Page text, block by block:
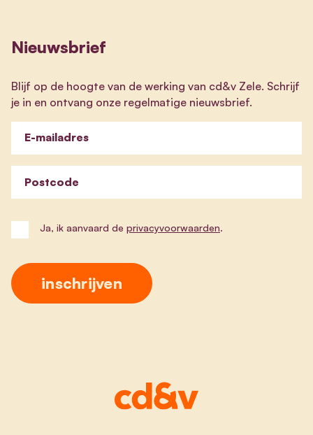
Nieuwsbrief
Blijf op de hoogte van de werking van cd&v Zele. Schrijf
je in en ontvang onze regelmatige nieuwsbrief.
E-mailadres
Postcode
Ja, ik aanvaard de privacyvoorwaarden.